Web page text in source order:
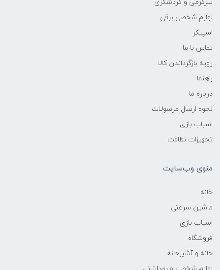
سرگرمی و گردشگری
لوازم شخصی برقی
اسپیکر
تماس با ما
رویه بازگرداندن کالا
راهنما
درباره ما
نحوه ارسال مرسولات
اسباب بازی
تجهیزات نظافت
منوی وب‌سایت
خانه
ماشین سرعتی
اسباب بازی
فروشگاه
خانه و آشپزخانه